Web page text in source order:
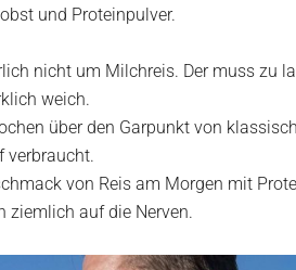
und Proteinpulver.
nicht um Milchreis. Der muss zu
weich.
über den Garpunkt von
verbraucht.
von Reis am Morgen mit
ziemlich auf die Nerven.